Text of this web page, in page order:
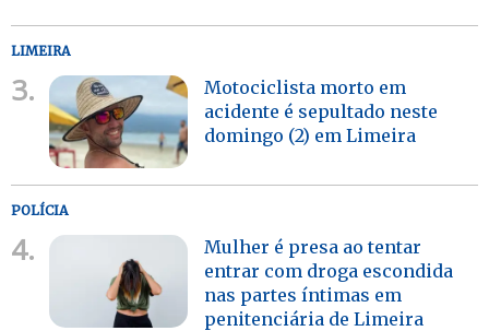
LIMEIRA
3.
Motociclista morto em
acidente é sepultado neste
domingo (2) em Limeira
POLÍCIA
4.
Mulher é presa ao tentar
entrar com droga escondida
nas partes íntimas em
penitenciária de Limeira